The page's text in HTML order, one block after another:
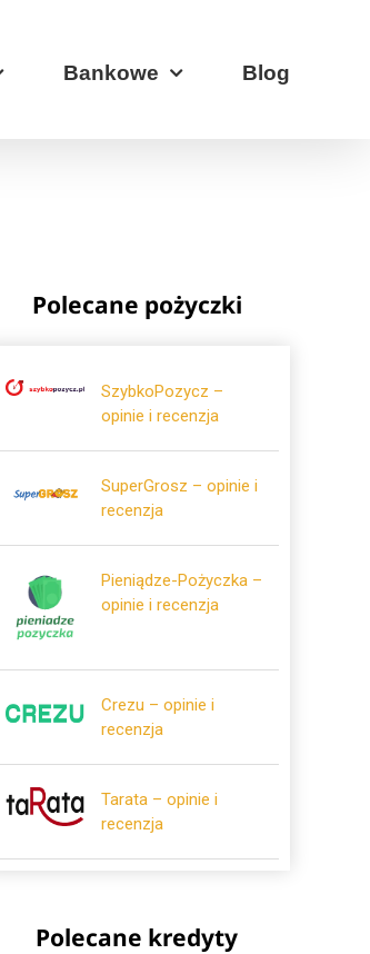
Bankowe Blog
Polecane pożyczki
SzybkoPozycz –
opinie i recenzja
SuperGrosz – opinie i
recenzja
Pieniądze-Pożyczka –
opinie i recenzja
Crezu – opinie i
recenzja
Tarata – opinie i
recenzja
Polecane kredyty